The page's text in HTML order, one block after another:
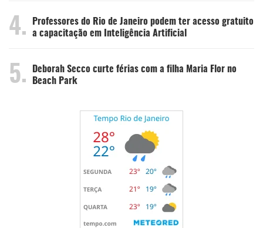
4.
Professores do Rio de Janeiro podem ter acesso gratuito
a capacitação em Inteligência Artificial
5.
Deborah Secco curte férias com a filha Maria Flor no
Beach Park